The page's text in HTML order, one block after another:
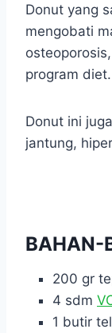
Donut yang
mengobati
program diet.
Donut ini
jantung,
BAHAN-
200 gr
4 sdm
1 butir